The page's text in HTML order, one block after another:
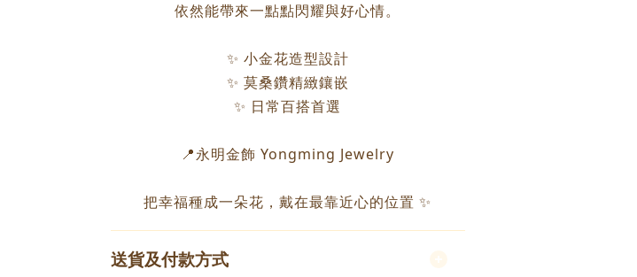
依然能帶來一點點閃耀與好心情。
✨ 小金花造型設計
✨ 莫桑鑽精緻鑲嵌
✨ 日常百搭首選
📍永明金飾 Yongming Jewelry
把幸福種成一朵花，戴在最靠近心的位置 ✨
送貨及付款方式